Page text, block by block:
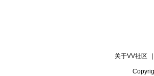
关于VV社区